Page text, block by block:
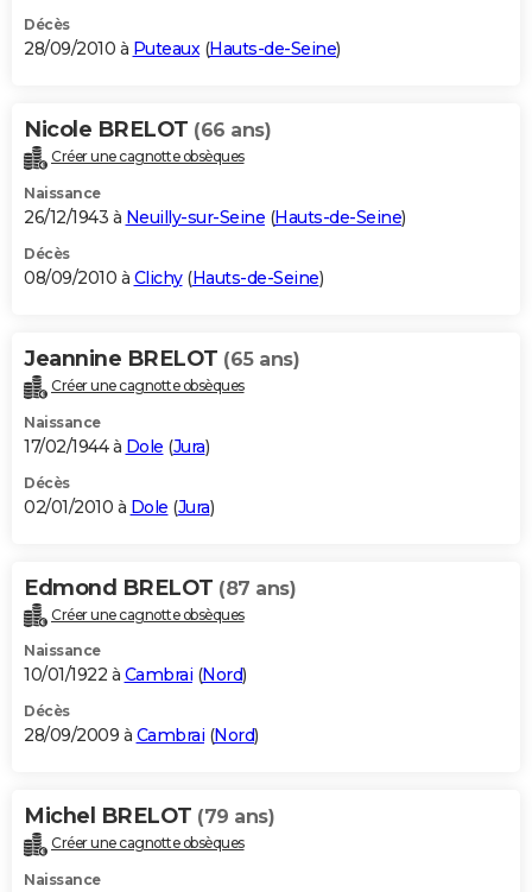
Décès
28/09/2010 à Puteaux(Hauts-de-Seine)
Nicole BRELOT (66 ans)
Créer une cagnotte obsèques
Naissance
26/12/1943 à Neuilly-sur-Seine (Hauts-de-Seine)
Décès
08/09/2010 à Clichy(Hauts-de-Seine)
Jeannine BRELOT (65 ans)
Créer une cagnotte obsèques
Naissance
17/02/1944 à Dole (Jura)
Décès
02/01/2010 à Dole (Jura)
Edmond BRELOT (87 ans)
Créer une cagnotte obsèques
Naissance
10/01/1922 à Cambrai (Nord)
Décès
28/09/2009 à Cambrai (Nord)
Michel BRELOT (79 ans)
Créer une cagnotte obsèques
Naissance